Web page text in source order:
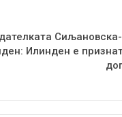
Илинден е